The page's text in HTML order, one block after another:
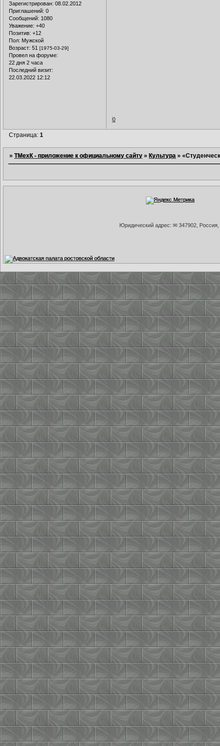
Зарегистрирован: 08.02.2012
Приглашений: 0
Сообщений: 1080
Уважение: +40
Позитив: +12
Пол: Мужской
Возраст: 51 [1975-03-29]
Провел на форуме:
22 дня 2 часа
Последний визит:
22.03.2022 12:12
0
Страница:1
»ТМехК - приложение к официальному сайту » Культура »
Юридический адрес: ✉ 347902,